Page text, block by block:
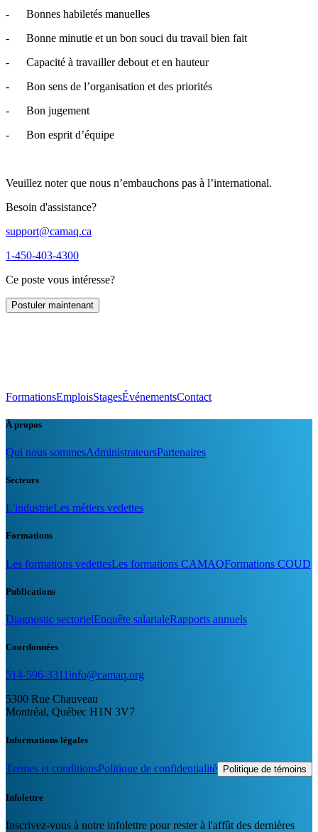
- Bonnes habiletés manuelles
- Bonne minutie et un bon souci du travail bien fait
- Capacité à travailler debout et en hauteur
- Bon sens de l’organisation et des priorités
- Bon jugement
- Bon esprit d’équipe
Veuillez noter que nous n’embauchons pas à l’international.
Besoin d'assistance?
support@camaq.ca
1-450-403-4300
Ce poste vous intéresse?
Postuler maintenant
FormationsEmploisStagesÉvénementsContact
À propos
Qui nous sommesAdministrateursPartenaires
Secteurs
L'industrieLes métiers vedettes
Formations
Les formations vedettesLes formations CAMAQFormations COUD
Publications
Diagnostic sectorielEnquête salarialeRapports annuels
Coordonnées
514-596-3311 info@camaq.org
5300 Rue Chauveau
Montréal, Québec H1N 3V7
Informations légales
Termes et conditionsPolitique de confidentialité Politique de témoins
Infolettre
Inscrivez-vous à notre infolettre pour rester à l'affût des dernières